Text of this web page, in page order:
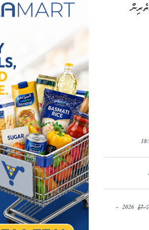
5 އޯގަސްޓު 2026 -